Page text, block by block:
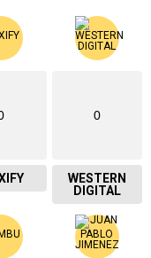
0
WESTERN
DIGITAL